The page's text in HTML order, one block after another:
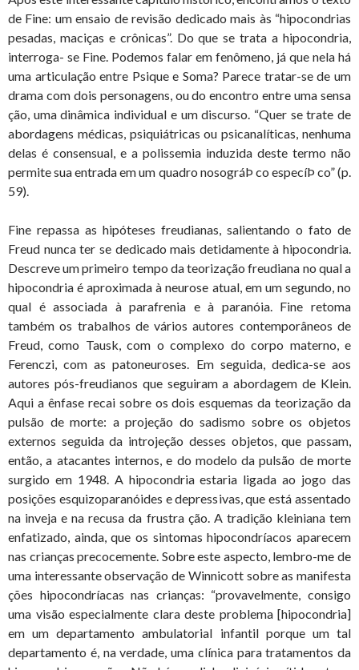
de Fine: um ensaio de revisão dedicado mais às “hipocondrias
pesadas, maciças e crônicas”. Do que se trata a hipocondria,
interroga- se Fine. Podemos falar em fenômeno, já que nela há
uma articulação entre Psique e Soma? Parece tratar-se de um
drama com dois personagens, ou do encontro entre uma sensa
ção, uma dinâmica individual e um discurso. “Quer se trate de
abordagens médicas, psiquiátricas ou psicanalíticas, nenhuma
delas é consensual, e a polissemia induzida deste termo não
permite sua entrada em um quadro nosográÞ co especíÞ co” (p.
59).
Fine repassa as hipóteses freudianas, salientando o fato de
Freud nunca ter se dedicado mais detidamente à hipocondria.
Descreve um primeiro tempo da teorização freudiana no qual a
hipocondria é aproximada à neurose atual, em um segundo, no
qual é associada à parafrenia e à paranóia. Fine retoma
também os trabalhos de vários autores contemporâneos de
Freud, como Tausk, com o complexo do corpo materno, e
Ferenczi, com as patoneuroses. Em seguida, dedica-se aos
autores pós-freudianos que seguiram a abordagem de Klein.
Aqui a ênfase recai sobre os dois esquemas da teorização da
pulsão de morte: a projeção do sadismo sobre os objetos
externos seguida da introjeção desses objetos, que passam,
então, a atacantes internos, e do modelo da pulsão de morte
surgido em 1948. A hipocondria estaria ligada ao jogo das
posições esquizoparanóides e depressivas, que está assentado
na inveja e na recusa da frustra ção. A tradição kleiniana tem
enfatizado, ainda, que os sintomas hipocondríacos aparecem
nas crianças precocemente. Sobre este aspecto, lembro-me de
uma interessante observação de Winnicott sobre as manifesta
ções hipocondríacas nas crianças: “provavelmente, consigo
uma visão especialmente clara deste problema [hipocondria]
em um departamento ambulatorial infantil porque um tal
departamento é, na verdade, uma clínica para tratamentos da